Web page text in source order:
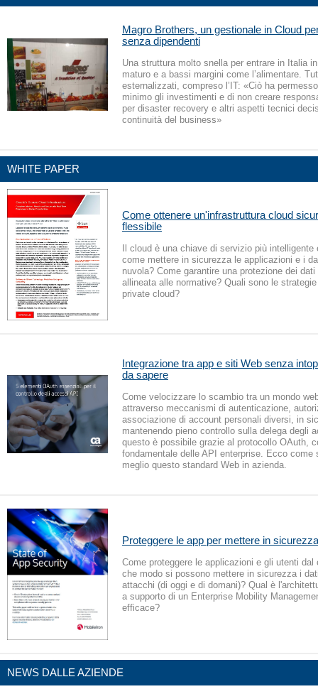
Magro Brothers, un gestionale in Cloud
senza dipendenti
Una struttura molto snella per entrare in Italia
maturo e a bassi margini come l’alimentare.
esternalizzati, compreso l’IT: «Ciò ha
minimo gli investimenti e di non creare
per disaster recovery e altri aspetti tecnici
continuità del business»
WHITE PAPER
Come ottenere un'infrastruttura cloud
flessibile
Il cloud è una chiave di servizio più intelligente
come mettere in sicurezza le applicazioni e i
nuvola? Come garantire una protezione dei
allineata alle normative? Quali sono le
private cloud?
Integrazione tra app e siti Web senza
da sapere
Come velocizzare lo scambio tra un mondo
attraverso meccanismi di autenticazione,
associazione di account personali diversi, in
mantenendo pieno controllo sulla delega degli
questo è possibile grazie al protocollo OAuth,
fondamentale delle API enterprise. Ecco come
meglio questo standard Web in azienda.
Proteggere le app per mettere in
Come proteggere le applicazioni e gli utenti dal
che modo si possono mettere in sicurezza i
attacchi (di oggi e di domani)? Qual è
a supporto di un Enterprise Mobility
efficace?
NEWS DALLE AZIENDE